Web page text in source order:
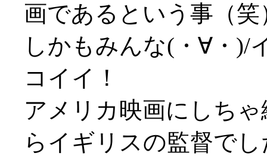
画であるという事（笑
しかもみんな(・∀・)/
コイイ！
アメリカ映画にしち
らイギリスの監督で